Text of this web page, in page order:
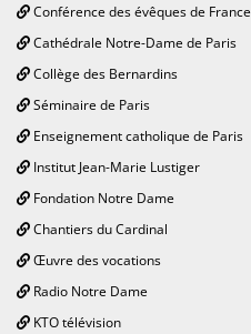
Conférence des évêques de France
Cathédrale Notre-Dame de Paris
Collège des Bernardins
Séminaire de Paris
Enseignement catholique de Paris
Institut Jean-Marie Lustiger
Fondation Notre Dame
Chantiers du Cardinal
Œuvre des vocations
Radio Notre Dame
KTO télévision